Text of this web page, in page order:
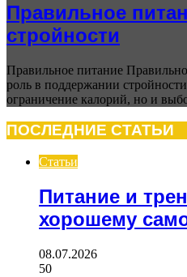
Правильное
стройности
Правильное питание
роль в поддержании
ограничение калорий, но и
ПОСЛЕДНИЕ СТАТЬИ
Статьи
Питание и
хорошему
08.07.2026
50